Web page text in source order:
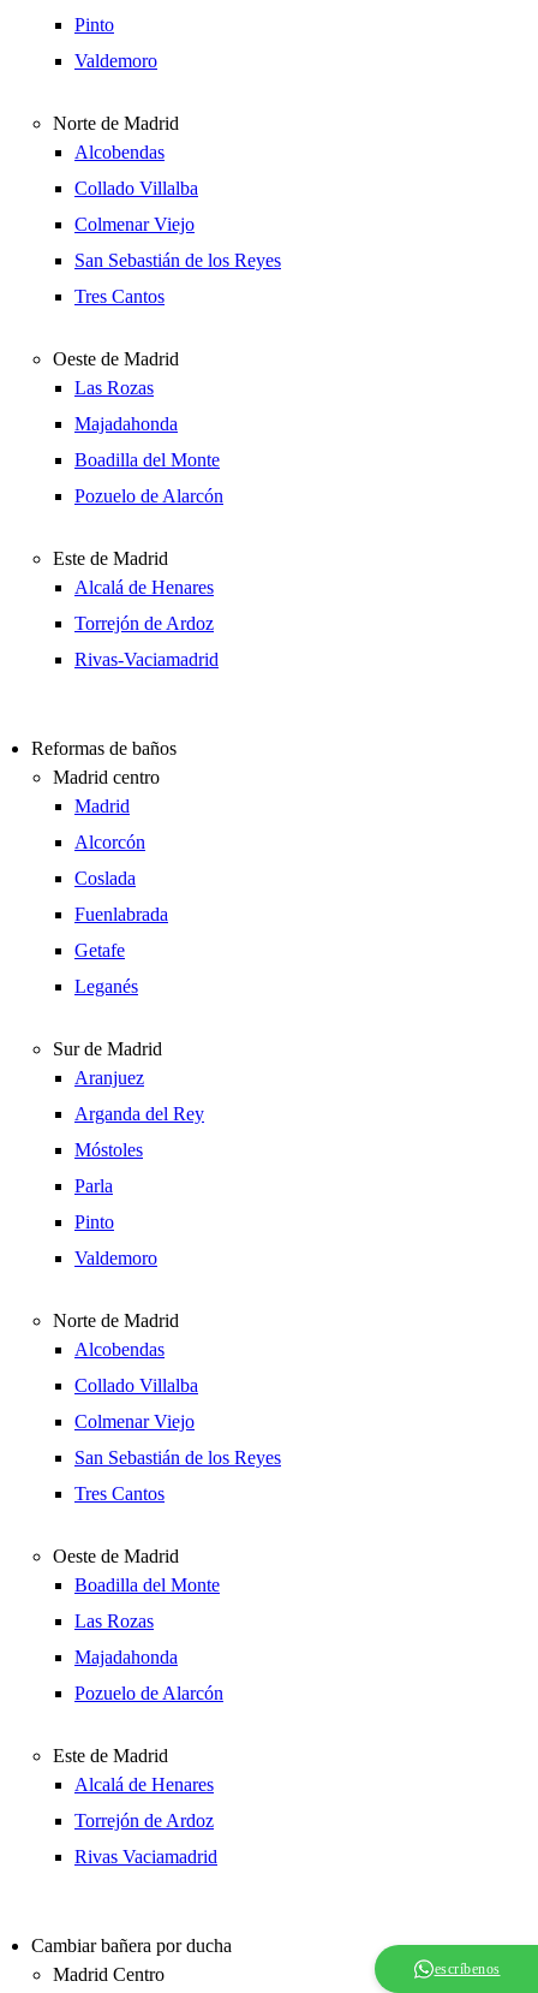
Pinto
Valdemoro
Norte de Madrid
Alcobendas
Collado Villalba
Colmenar Viejo
San Sebastián de los Reyes
Tres Cantos
Oeste de Madrid
Las Rozas
Majadahonda
Boadilla del Monte
Pozuelo de Alarcón
Este de Madrid
Alcalá de Henares
Torrejón de Ardoz
Rivas-Vaciamadrid
Reformas de baños
Madrid centro
Madrid
Alcorcón
Coslada
Fuenlabrada
Getafe
Leganés
Sur de Madrid
Aranjuez
Arganda del Rey
Móstoles
Parla
Pinto
Valdemoro
Norte de Madrid
Alcobendas
Collado Villalba
Colmenar Viejo
San Sebastián de los Reyes
Tres Cantos
Oeste de Madrid
Boadilla del Monte
Las Rozas
Majadahonda
Pozuelo de Alarcón
Este de Madrid
Alcalá de Henares
Torrejón de Ardoz
Rivas Vaciamadrid
Cambiar bañera por ducha
Madrid Centro
escríbenos